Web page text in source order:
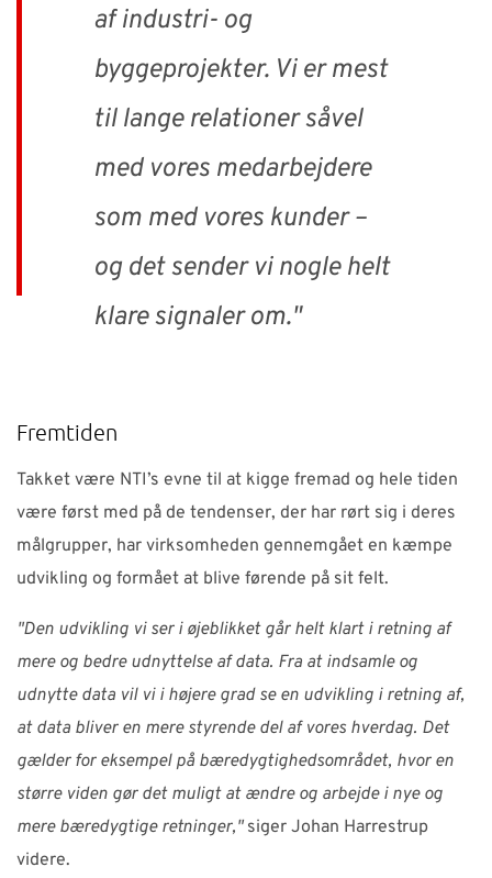
af industri- og
byggeprojekter. Vi er mest
til lange relationer såvel
med vores medarbejdere
som med vores kunder –
og det sender vi nogle helt
klare signaler om."
Fremtiden
Takket være NTI’s evne til at kigge fremad og hele tiden
være først med på de tendenser, der har rørt sig i deres
målgrupper, har virksomheden gennemgået en kæmpe
udvikling og formået at blive førende på sit felt.
"Den udvikling vi ser i øjeblikket går helt klart i retning af
mere og bedre udnyttelse af data. Fra at indsamle og
udnytte data vil vi i højere grad se en udvikling i retning af,
at data bliver en mere styrende del af vores hverdag. Det
gælder for eksempel på bæredygtighedsområdet, hvor en
større viden gør det muligt at ændre og arbejde i nye og
mere bæredygtige retninger,"siger Johan Harrestrup
videre.